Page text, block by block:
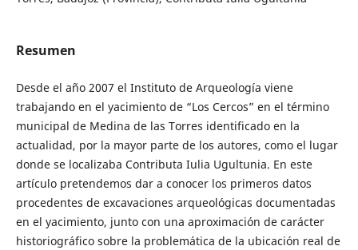
Resumen
Desde el año 2007 el Instituto de Arqueología viene
trabajando en el yacimiento de “Los Cercos” en el término
municipal de Medina de las Torres identificado en la
actualidad, por la mayor parte de los autores, como el lugar
donde se localizaba Contributa Iulia Ugultunia. En este
artículo pretendemos dar a conocer los primeros datos
procedentes de excavaciones arqueológicas documentadas
en el yacimiento, junto con una aproximación de carácter
historiográfico sobre la problemática de la ubicación real de